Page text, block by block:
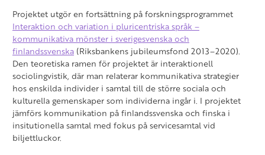
Projektet utgör en fortsättning på forskningsprogrammet
Interaktion och variation i pluricentriska språk –
kommunikativa mönster i sverigesvenska och
finlandssvenska (Riksbankens jubileumsfond 2013–2020).
Den teoretiska ramen för projektet är interaktionell
sociolingvistik, där man relaterar kommunikativa strategier
hos enskilda individer i samtal till de större sociala och
kulturella gemenskaper som individerna ingår i. I projektet
jämförs kommunikation på finlandssvenska och finska i
insitutionella samtal med fokus på servicesamtal vid
biljettluckor.